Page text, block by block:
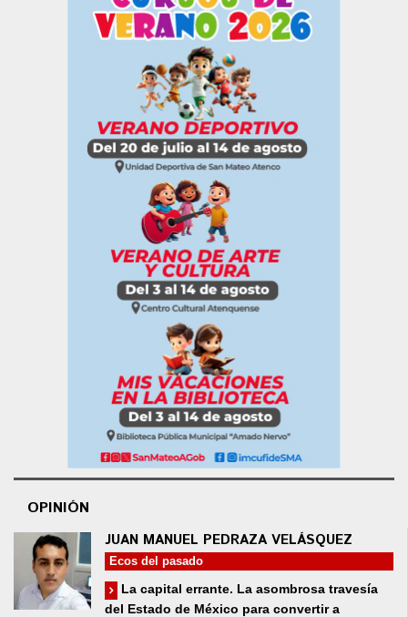
OPINIÓN
JUAN MANUEL PEDRAZA VELÁSQUEZ
Ecos del pasado
La capital errante. La asombrosa travesía
del Estado de México para convertir a